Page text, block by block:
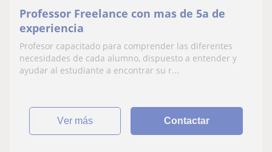
Professor Freelance con mas de 5a de
experiencia
Profesor capacitado para comprender las diferentes
necesidades de cada alumno, dispuesto a entender y
ayudar al estudiante a encontrar su r...
ver más Contactar